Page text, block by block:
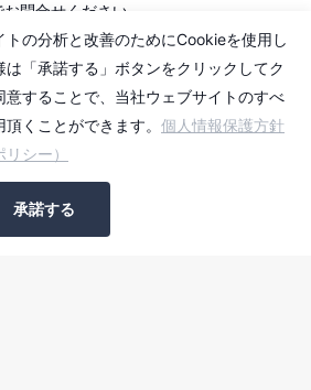
問合せください。
トの分析と改善のためにCookieを使用し
は「承諾する」ボタンをクリックしてク
意することで、当社ウェブサイトのすべ
くことができます。 個人情報保護方針
シー）
承諾する